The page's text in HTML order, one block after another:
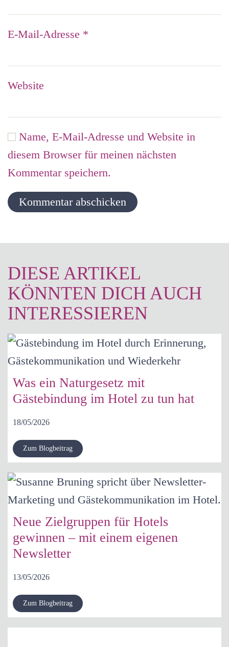
E-Mail-Adresse *
Website
Name, E-Mail-Adresse und Website in
diesem Browser für meinen nächsten
Kommentar speichern.
Kommentar abschicken
DIESE ARTIKEL
KÖNNTEN DICH AUCH
INTERESSIEREN
Was ein Naturgesetz mit
Gästebindung im Hotel zu tun hat
18/05/2026
Zum Blogbeitrag
Neue Zielgruppen für Hotels
gewinnen – mit einem eigenen
Newsletter
13/05/2026
Zum Blogbeitrag